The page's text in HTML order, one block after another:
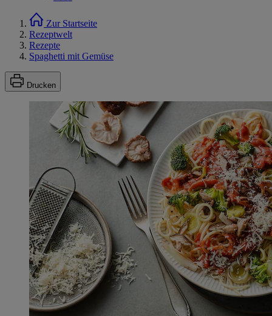
Zur Startseite
Rezeptwelt
Rezepte
Spaghetti mit Gemüse
Drucken